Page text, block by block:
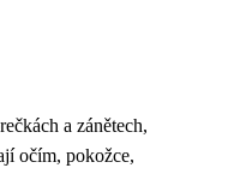
a zánětech,
očím, pokožce,